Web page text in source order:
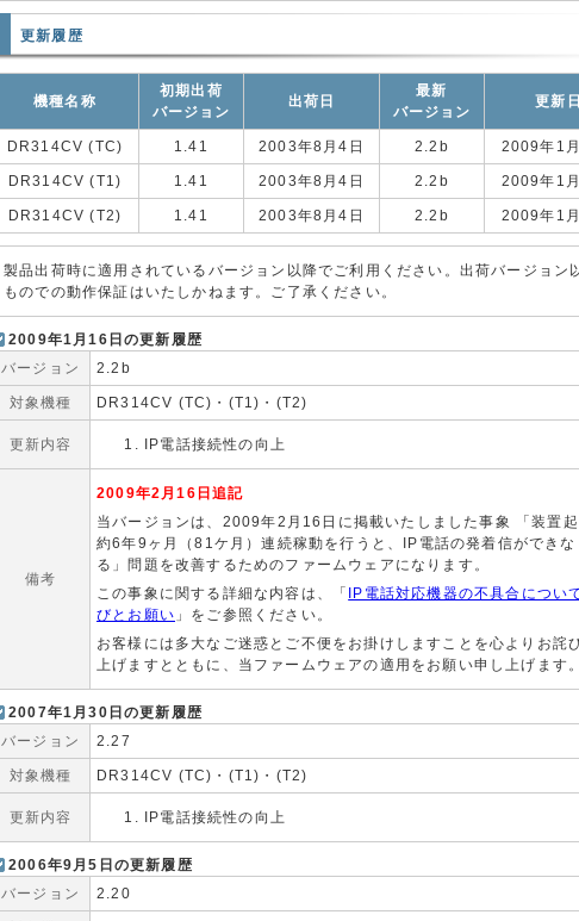
更新履歴
機種名称
初期出荷
バージョン
出荷日
最新
バージョン
更新
DR314CV (TC) 1.41 2003年8月4日 2.2b 2009年1
DR314CV (T1) 1.41 2003年8月4日 2.2b 2009年1
DR314CV (T2) 1.41 2003年8月4日 2.2b 2009年1
製品出荷時に適用されているバージョン以降でご利用ください。出荷バージョン
ものでの動作保証はいたしかねます。ご了承ください。
2009年1月16日の更新履歴
バージョン
2.2b
対象機種 DR314CV (TC)・(T1)・(T2)
更新内容 IP電話接続性の向上
備考
2009年2月16日追記
当バージョンは、2009年2月16日に掲載いたしました事象 「装置
約6年9ヶ月（81ケ月）連続稼動を行うと、IP電話の発着信ができな
る」問題を改善するためのファームウェアになります。
この事象に関する詳細な内容は、「
IP電話対応機器の不具合につい
びとお願い 」をご参照ください。
お客様には多大なご迷惑とご不便をお掛けしますことを心よりお詫
上げますとともに、当ファームウェアの適用をお願い申し上げます
2007年1月30日の更新履歴
バージョン
2.27
対象機種 DR314CV (TC)・(T1)・(T2)
更新内容 IP電話接続性の向上
2006年9月5日の更新履歴
バージョン
2.20